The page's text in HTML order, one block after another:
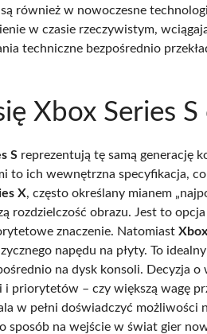
również w nowoczesne
w czasie rzeczywistym,
techniczne bezpośrednio
Xbox Series
S reprezentują tę samą generację
to ich wewnętrzna specyfikacja,
X, często określany mianem
rozdzielczość obrazu. Jest to
znaczenie. Natomiast
napędu na płyty. To
na dysk konsoli. Decyzja
priorytetów – czy większą wagę
w pełni doświadczyć możliwości
sposób na wejście w świat gier